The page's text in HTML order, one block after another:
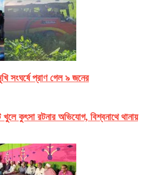
সংঘর্ষে প্রাণ গেল ৯ জনের
কুৎসা রটনার অভিযোগ, বিশ্বনাথে থানায়